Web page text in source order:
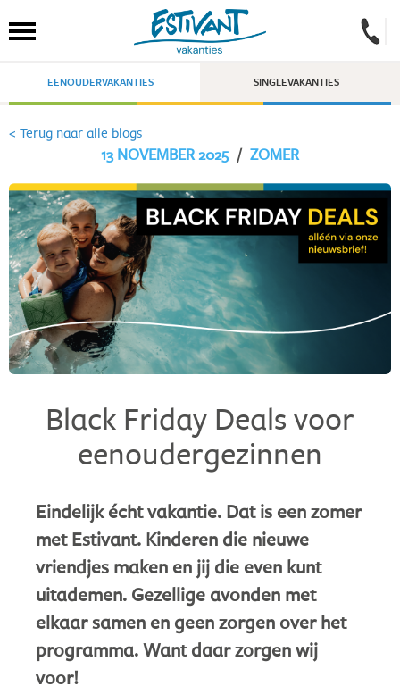
EENOUDERVAKANTIES SINGLEVAKANTIES
< Terug naar alle blogs
13 NOVEMBER 2025 / ZOMER
Black Friday Deals voor
eenoudergezinnen
Eindelijk écht vakantie. Dat is een zomer
met Estivant. Kinderen die nieuwe
vriendjes maken en jij die even kunt
uitademen. Gezellige avonden met
elkaar samen en geen zorgen over het
programma. Want daar zorgen wij
voor!